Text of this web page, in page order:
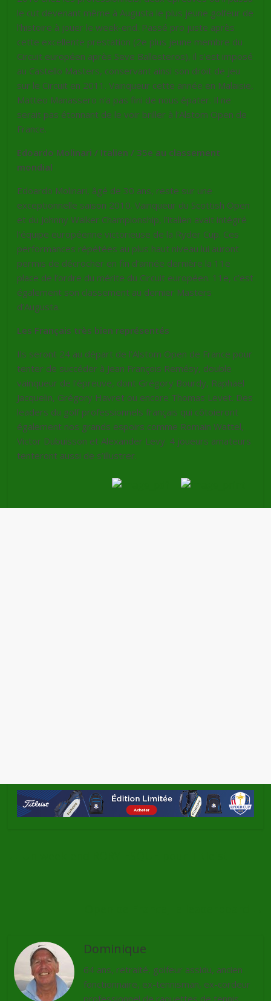
le cut devenant même à Augusta le plus jeune golfeur de
l’histoire à jouer le week-end. Passé pro juste après
cette excellente prestation (2e plus jeune membre du
Circuit européen après Seve Ballesteros), il s’est imposé
au Castello Masters, conservant ainsi son droit de jeu
sur le Circuit en 2011. Vainqueur cette année en Malaisie,
Matteo Manassero n’a pas fini de nous épater. Il ne
serait pas étonnant de le voir briller à l’Alstom Open de
France.
Edoardo Molinari / Italien / 35e au classement
mondial
Edoardo Molinari, âgé de 30 ans, reste sur une
exceptionnelle saison 2010. Vainqueur du Scottish Open
et du Johnny Walker Championship, l’italien avait intégré
l’équipe européenne victorieuse de la Ryder Cup. Ces
performances répétées au plus haut niveau lui auront
permis de décrocher en fin d’année dernière la 11e
place de l’ordre du mérite du Circuit européen. 11e, c’est
également son classement au dernier Masters
d’Augusta.
Les Français très bien représentés
Ils seront 24 au départ de l’Alstom Open de France pour
tenter de succéder à Jean François Remésy, double
vainqueur de l’épreuve, dont Grégory Bourdy, Raphaël
Jacquelin, Grégory Havret ou encore Thomas Levet. Des
leaders du golf professionnels français qui côtoieront
également nos grands espoirs comme Romain Wattel,
Victor Dubuisson et Alexander Levy. 4 joueurs amateurs
tenteront aussi de s’illustrer.
Dominique
64 ans, retraité, golfeur assidu, ancien
fonctionnaire, ex-tennisman, ex-cordeur